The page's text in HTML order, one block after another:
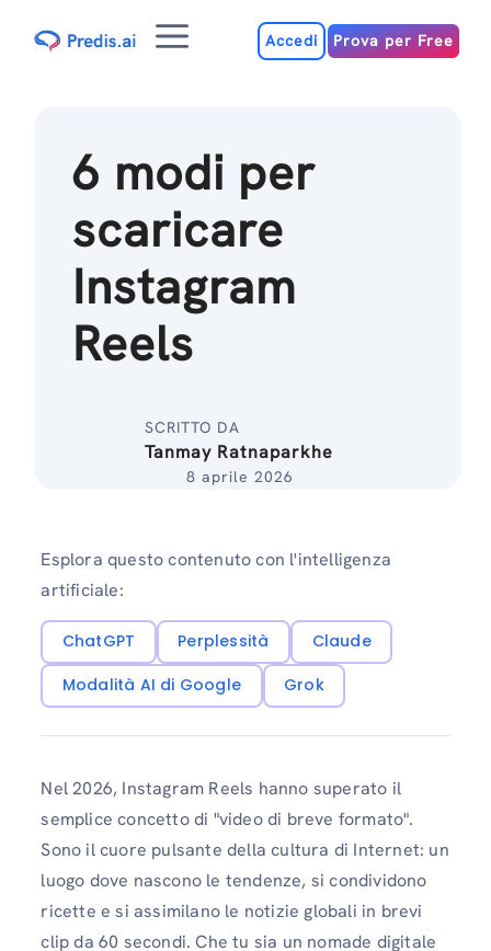
MenuAccedi Prova per Free
6 modi per
scaricare
Instagram
Reels
SCRITTO DA
Tanmay Ratnaparkhe
8 aprile 2026
Esplora questo contenuto con l'intelligenza
artificiale:
ChatGPT Perplessità
Claude
Modalità AI di Google
Grok
Nel 2026, Instagram Reels hanno superato il
semplice concetto di "video di breve formato".
Sono il cuore pulsante della cultura di Internet: un
luogo dove nascono le tendenze, si condividono
ricette e si assimilano le notizie globali in brevi
clip da 60 secondi. Che tu sia un nomade digitale